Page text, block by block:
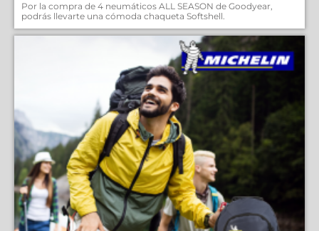
Por la compra de 4 neumáticos ALL SEASON de Goodyear,
podrás llevarte una cómoda chaqueta Softshell.